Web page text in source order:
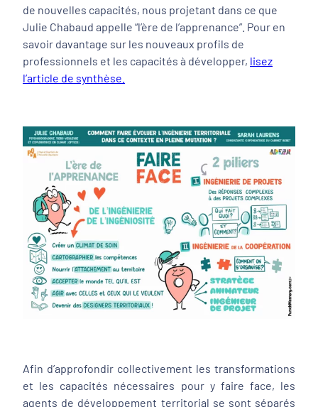
de nouvelles capacités, nous projetant dans ce que
Julie Chabaud appelle “l’ère de l’apprenance”. Pour en
savoir davantage sur les nouveaux profils de
professionnels et les capacités à développer, lisez
l’article de synthèse.
Afin d’approfondir collectivement les transformations
et les capacités nécessaires pour y faire face, les
agents de développement territorial se sont séparés